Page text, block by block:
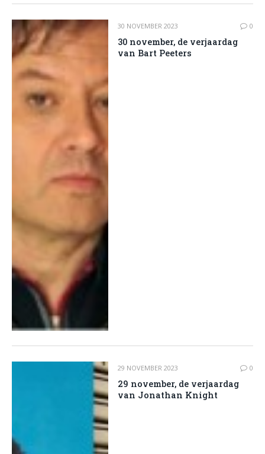
30 NOVEMBER 2023 0
30 november, de verjaardag
van Bart Peeters
29 NOVEMBER 2023 0
29 november, de verjaardag
van Jonathan Knight